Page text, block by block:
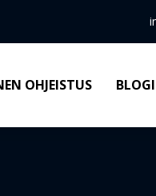
OHJEISTUS BLOGI